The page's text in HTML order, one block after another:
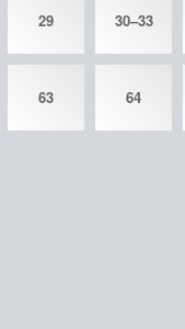
29 30–33
63 64